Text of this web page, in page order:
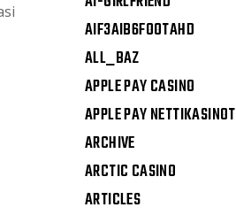
AIF3AIB6FOOTAHD
ALL_BAZ
APPLE PAY CASINO
APPLE PAY NETTIKASINOT
ARCHIVE
ARCTIC CASINO
ARTICLES